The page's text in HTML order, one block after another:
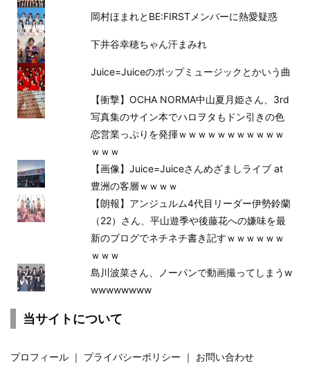
岡村ほまれとBE:FIRSTメンバーに熱愛疑惑
下井谷幸穂ちゃん汗まみれ
Juice=Juiceのポップミュージックとかいう曲
【衝撃】OCHA NORMA中山夏月姫さん、3rd
写真集のサイン本でハロヲタもドン引きの色
恋営業っぷりを発揮ｗｗｗｗｗｗｗｗｗｗｗ
ｗｗｗ
【画像】Juice=Juiceさんめざましライブ at
豊洲の客層ｗｗｗｗ
【朗報】アンジュルム4代目リーダー伊勢鈴蘭
（22）さん、平山遊季や後藤花への嫌味を最
新のブログでネチネチ書き記すｗｗｗｗｗｗ
ｗｗｗ
島川波菜さん、ノーパンで動画撮ってしまうw
wwwwwwww
当サイトについて
プロフィール ｜ プライバシーポリシー ｜ お問い合わせ